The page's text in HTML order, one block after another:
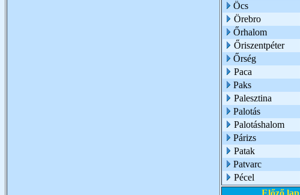
Öcs
Örebro
Őrhalom
Őriszentpéter
Őrség
Paca
Paks
Palesztina
Palotás
Palotáshalom
Párizs
Patak
Patvarc
Pécel
Előző lap